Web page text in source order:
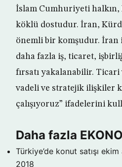
İslam Cumhuriyeti halkın,
köklü dostudur. İran,
önemli bir komşudur. İran
daha fazla iş, ticaret,
fırsatı yakalanabilir.
vadeli ve stratejik ilişkiler
çalışıyoruz” ifadelerini
Daha fazla
Türkiye’de konut satışı ekim
2018